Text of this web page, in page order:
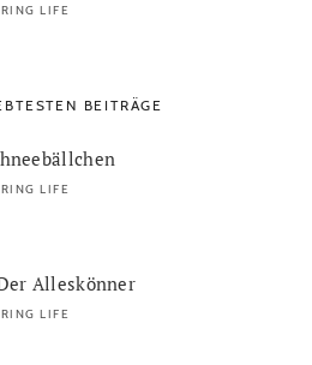
LIFE
BEITRÄGE
LIFE
Alleskönner
LIFE